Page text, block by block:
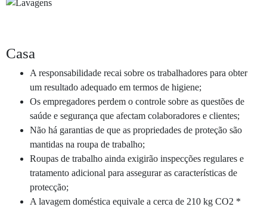
Casa
A responsabilidade recai sobre os trabalhadores para obter
um resultado adequado em termos de higiene;
Os empregadores perdem o controle sobre as questões de
saúde e segurança que afectam colaboradores e clientes;
Não há garantias de que as propriedades de proteção são
mantidas na roupa de trabalho;
Roupas de trabalho ainda exigirão inspecções regulares e
tratamento adicional para assegurar as características de
protecção;
A lavagem doméstica equivale a cerca de 210 kg CO2 *